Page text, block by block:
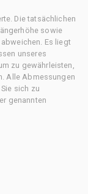
Die tatsächlichen
sowie
Es liegt
unseres
zu gewährleisten,
Alle Abmessungen
sich zu
genannten